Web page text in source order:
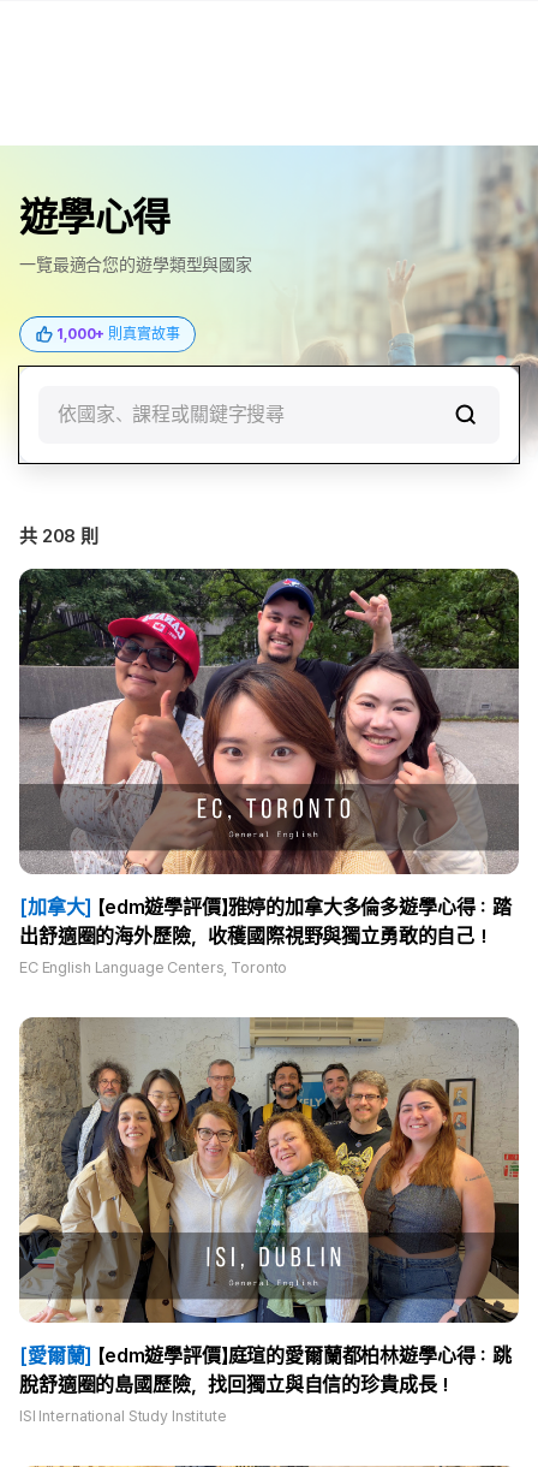
遊學心得
一覽最適合您的遊學類型與國家
1,000+ 則真實故事
依國家、課程或關鍵字搜尋
共 208 則
[加拿大]
出舒適圈的海外歷險，收穫國際視野與獨立勇敢的自己！
EC English Language Centers, Toronto
[愛爾蘭]
脫舒適圈的島國歷險，找回獨立與自信的珍貴成長！
ISI International Study Institute